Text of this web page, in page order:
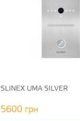
SLINEX UMA SILVER
5600 грн